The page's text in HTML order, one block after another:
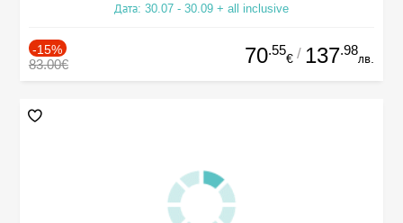
Дата: 30.07 - 30.09 + all inclusive
-15%
83.00€ 70.55
€ / 137.98
лв.